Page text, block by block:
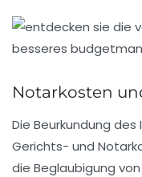
Notarkosten
Die Beurkundung
Gerichts- und
die Beglaubigung